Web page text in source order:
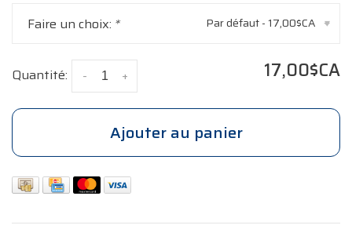
Faire un choix: * Par défaut - 17,00$CA ▾
Quantité: +
- 17,00$CA
Ajouter au panier